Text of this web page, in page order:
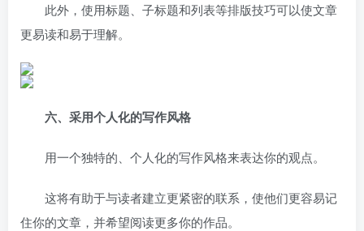
此外，使用标题、子标题和列表等排版技巧可以使文章
更易读和易于理解。
六、采用个人化的写作风格
用一个独特的、个人化的写作风格来表达你的观点。
这将有助于与读者建立更紧密的联系，使他们更容易记
住你的文章，并希望阅读更多你的作品。